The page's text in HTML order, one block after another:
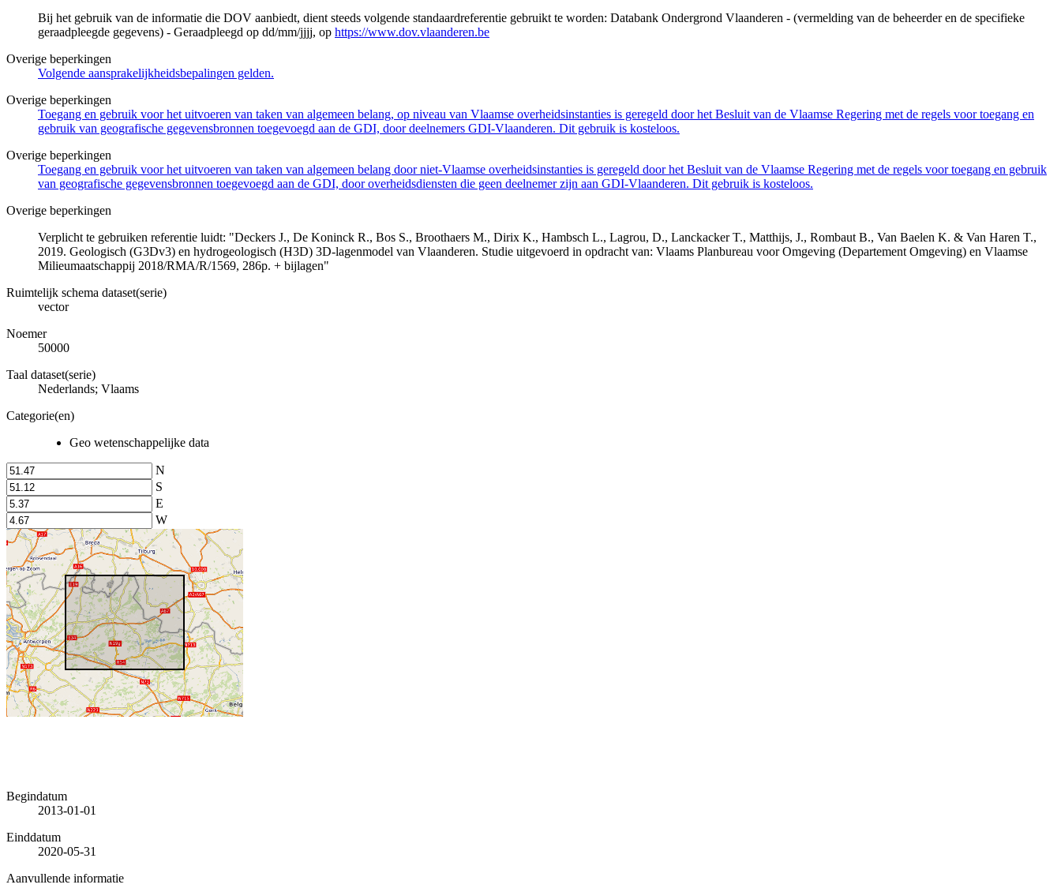
Bij het gebruik van de informatie die DOV aanbiedt, dient steeds volgende standaardreferentie gebruikt te worden: Databank Ondergrond Vlaanderen - (vermelding van de beheerder en de specifieke
geraadpleegde gegevens) - Geraadpleegd op dd/mm/jjjj, op https://www.dov.vlaanderen.be
Overige beperkingen
Volgende aansprakelijkheidsbepalingen gelden.
Overige beperkingen
Toegang en gebruik voor het uitvoeren van taken van algemeen belang, op niveau van Vlaamse overheidsinstanties is geregeld door het Besluit van de Vlaamse Regering met de regels voor toegang en
gebruik van geografische gegevensbronnen toegevoegd aan de GDI, door deelnemers GDI-Vlaanderen. Dit gebruik is kosteloos.
Overige beperkingen
Toegang en gebruik voor het uitvoeren van taken van algemeen belang door niet-Vlaamse overheidsinstanties is geregeld door het Besluit van de Vlaamse Regering met de regels voor toegang en gebruik
van geografische gegevensbronnen toegevoegd aan de GDI, door overheidsdiensten die geen deelnemer zijn aan GDI-Vlaanderen. Dit gebruik is kosteloos.
Overige beperkingen
Verplicht te gebruiken referentie luidt: "Deckers J., De Koninck R., Bos S., Broothaers M., Dirix K., Hambsch L., Lagrou, D., Lanckacker T., Matthijs, J., Rombaut B., Van Baelen K. & Van Haren T.,
2019. Geologisch (G3Dv3) en hydrogeologisch (H3D) 3D-lagenmodel van Vlaanderen. Studie uitgevoerd in opdracht van: Vlaams Planbureau voor Omgeving (Departement Omgeving) en Vlaamse
Milieumaatschappij 2018/RMA/R/1569, 286p. + bijlagen"
Ruimtelijk schema dataset(serie)
vector
Noemer
50000
Taal dataset(serie)
Nederlands; Vlaams
Categorie(en)
Geo wetenschappelijke data
N
S
E
W
Begindatum
2013-01-01
Einddatum
2020-05-31
Aanvullende informatie